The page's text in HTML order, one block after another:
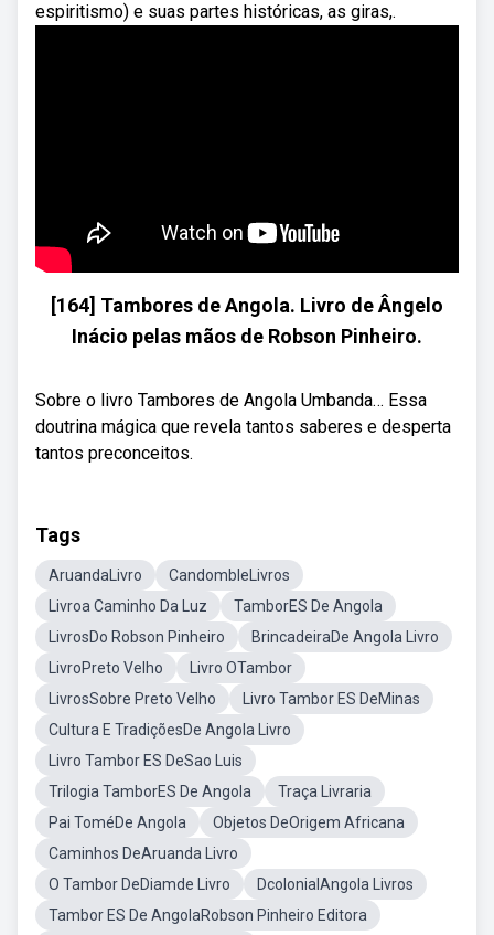
espiritismo) e suas partes históricas, as giras,.
[164] Tambores de Angola. Livro de Ângelo
Inácio pelas mãos de Robson Pinheiro.
Sobre o livro Tambores de Angola Umbanda… Essa
doutrina mágica que revela tantos saberes e desperta
tantos preconceitos.
Tags
AruandaLivro
CandombleLivros
Livroa Caminho Da Luz
TamborES De Angola
LivrosDo Robson Pinheiro
BrincadeiraDe Angola Livro
LivroPreto Velho
Livro OTambor
LivrosSobre Preto Velho
Livro Tambor ES DeMinas
Cultura E TradiçõesDe Angola Livro
Livro Tambor ES DeSao Luis
Trilogia TamborES De Angola
Traça Livraria
Pai ToméDe Angola
Objetos DeOrigem Africana
Caminhos DeAruanda Livro
O Tambor DeDiamde Livro
DcolonialAngola Livros
Tambor ES De AngolaRobson Pinheiro Editora